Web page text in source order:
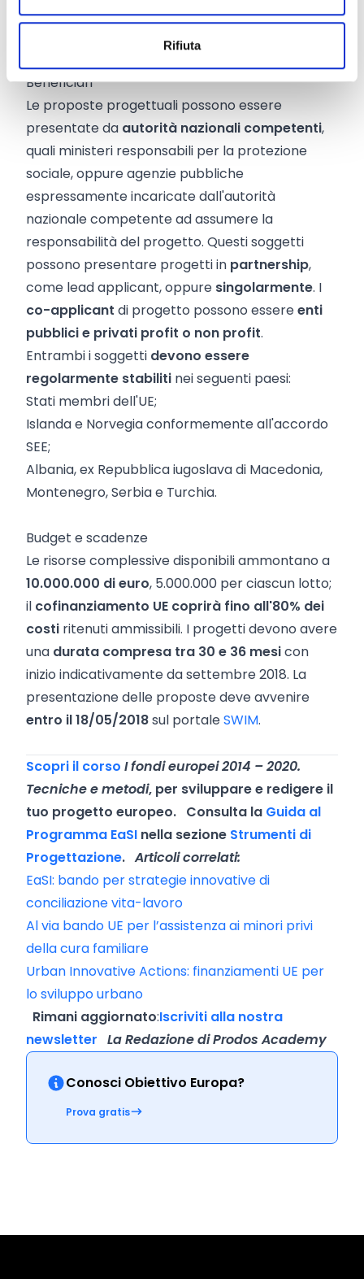
Rifiuta
includere meccanismi per iltrasferimento e/o
Beneficiari
Le proposte progettuali possono essere
presentate da autorità nazionali competenti,
quali ministeri responsabili per la protezione
sociale, oppure agenzie pubbliche
espressamente incaricate dall'autorità
nazionale competente ad assumere la
responsabilità del progetto. Questi soggetti
possono presentare progetti in partnership,
come lead applicant, oppure singolarmente. I
co-applicant di progetto possono essereenti
pubblici e privati profit o non profit.
Entrambi i soggetti devono essere
regolarmente stabiliti nei seguenti paesi:
Stati membri dell'UE;
Islanda e Norvegia conformemente all'accordo
SEE;
Albania, ex Repubblica iugoslava di Macedonia,
Montenegro, Serbia e Turchia.
Budget e scadenze
Le risorse complessive disponibili ammontano a
10.000.000 di euro, 5.000.000 per ciascun lotto;
il cofinanziamento UE coprirà fino all'80% dei
costi ritenuti ammissibili. I progetti devono avere
una durata compresa tra 30 e 36 mesicon
inizio indicativamente da settembre 2018. La
presentazione delle proposte deve avvenire
entro il 18/05/2018sul portaleSWIM.
Scopri il corso I fondi europei 2014 – 2020.
Tecniche e metodi, per sviluppare e redigere il
tuo progetto europeo. Consulta la Guida al
Programma EaSI nella sezione Strumenti di
Progettazione. Articoli correlati:
EaSI: bando per strategie innovative di
conciliazione vita-lavoro
Al via bando UE per l’assistenza ai minori privi
della cura familiare
Urban Innovative Actions: finanziamenti UE per
lo sviluppo urbano
Rimani aggiornato:Iscriviti alla nostra
newsletter La Redazione di Prodos Academy
Conosci Obiettivo Europa?
Prova gratis